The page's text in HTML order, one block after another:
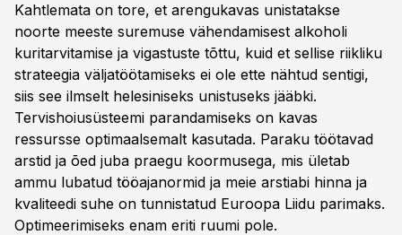
Kahtlemata on tore, et arengukavas unistatakse
noorte meeste suremuse vähendamisest alkoholi
kuritarvitamise ja vigastuste tõttu, kuid et sellise riikliku
strateegia väljatöötamiseks ei ole ette nähtud sentigi,
siis see ilmselt helesiniseks unistuseks jääbki.
Tervishoiusüsteemi parandamiseks on kavas
ressursse optimaalsemalt kasutada. Paraku töötavad
arstid ja õed juba praegu koormusega, mis ületab
ammu lubatud tööajanormid ja meie arstiabi hinna ja
kvaliteedi suhe on tunnistatud Euroopa Liidu parimaks.
Optimeerimiseks enam eriti ruumi pole.